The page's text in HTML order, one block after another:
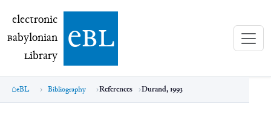
electronic Babylonian Library (eBL)
electronic
Babylonian
Library ebl
eBL Bibliography References Durand, 1993